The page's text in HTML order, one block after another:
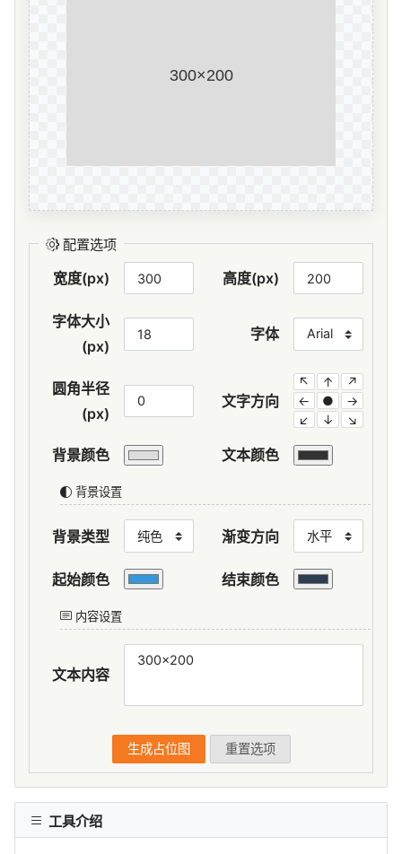
配置选项
宽度(px) 高度(px)
字体大小
(px)
字体
圆角半径
(px)
文字方向
↖ ↑
↗
←
●
→
↙
↓ ↘
背景颜色 文本颜色
背景设置
背景类型 渐变方向
起始颜色 结束颜色
内容设置
文本内容
生成占位图 重置选项
工具介绍